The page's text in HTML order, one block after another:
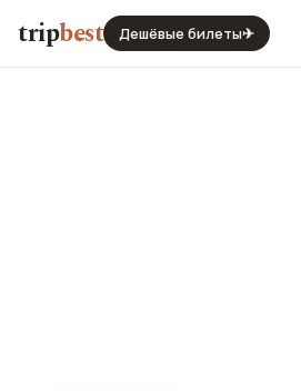
tripbest Дешёвые билеты✈